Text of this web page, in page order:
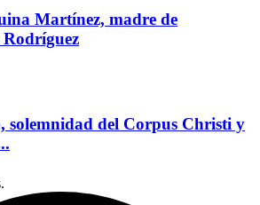
Martínez, madre de
solemnidad del Corpus Christi y